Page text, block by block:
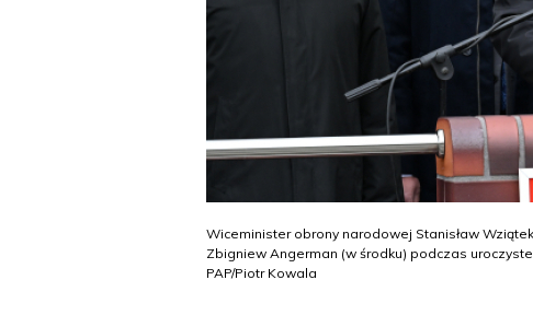
Wiceminister obrony narodowej Stanisław
Zbigniew Angerman (w środku) podczas
PAP/Piotr Kowala